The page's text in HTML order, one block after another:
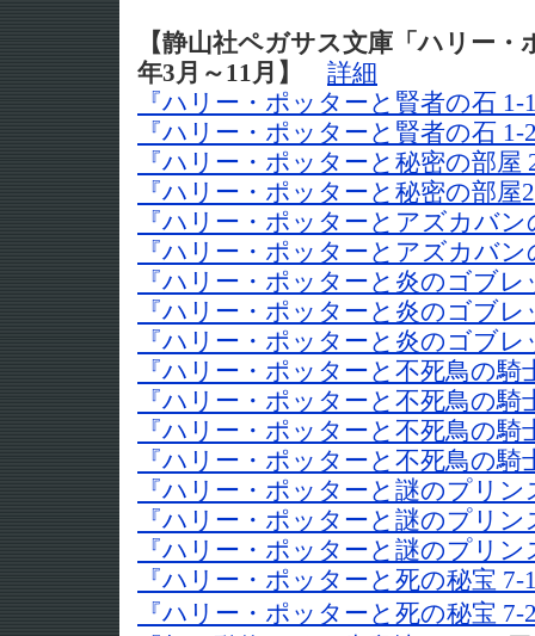
【静山社ペガサス文庫「ハリー・
年3月～11月】 詳細
『ハリー・ポッターと賢者の石 1-
『ハリー・ポッターと賢者の石 1-
『ハリー・ポッターと秘密の部屋
『ハリー・ポッターと秘密の部屋
『ハリー・ポッターとアズカバン
『ハリー・ポッターとアズカバン
『ハリー・ポッターと炎のゴブレ
『ハリー・ポッターと炎のゴブレ
『ハリー・ポッターと炎のゴブレ
『ハリー・ポッターと不死鳥の騎
『ハリー・ポッターと不死鳥の騎
『ハリー・ポッターと不死鳥の騎
『ハリー・ポッターと不死鳥の騎
『ハリー・ポッターと謎のプリン
『ハリー・ポッターと謎のプリン
『ハリー・ポッターと謎のプリン
『ハリー・ポッターと死の秘宝 7-
『ハリー・ポッターと死の秘宝 7-